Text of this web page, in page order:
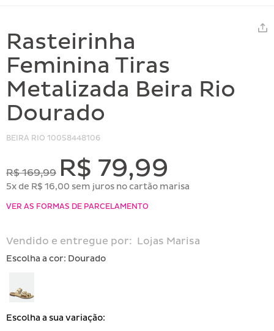
Rasteirinha
Feminina Tiras
Metalizada Beira Rio
Dourado
BEIRA RIO 10058448106
R$ 169,99 R$ 79,99
5x de R$ 16,00 sem juros no cartão marisa
VER AS FORMAS DE PARCELAMENTO
Vendido e entregue por: Lojas Marisa
Escolha a cor: Dourado
Escolha a sua variação: